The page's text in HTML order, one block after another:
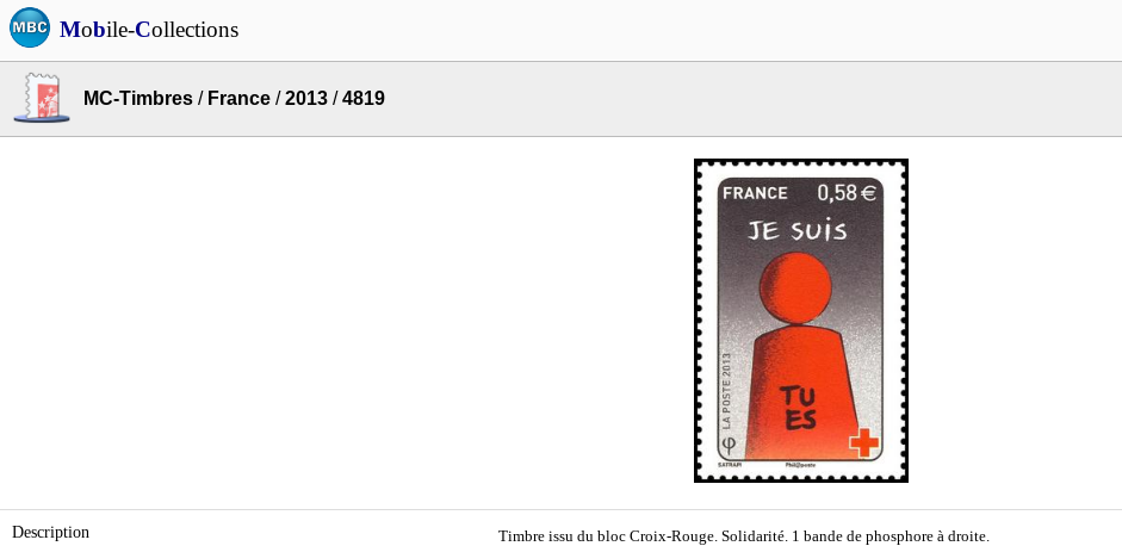
Mobile-Collections
MC-Timbres / France /2013 /4819
Description Timbre issu du bloc Croix-Rouge. Solidarité. 1 bande de phosphore à droite.